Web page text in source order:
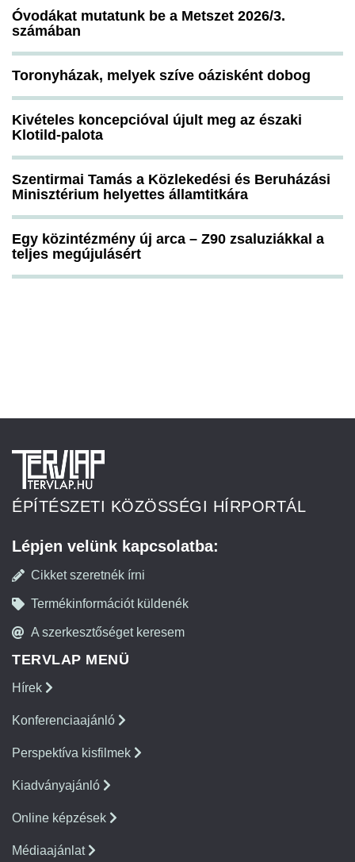
Óvodákat mutatunk be a Metszet 2026/3.
számában
Toronyházak, melyek szíve oázisként dobog
Kivételes koncepcióval újult meg az északi
Klotild-palota
Szentirmai Tamás a Közlekedési és Beruházási
Minisztérium helyettes államtitkára
Egy közintézmény új arca – Z90 zsaluziákkal a
teljes megújulásért
ÉPÍTÉSZETI KÖZÖSSÉGI HÍRPORTÁL
Lépjen velünk kapcsolatba:
Cikket szeretnék írni
Termékinformációt küldenék
A szerkesztőséget keresem
TERVLAP MENÜ
Hírek
Konferenciaajánló
Perspektíva kisfilmek
Kiadványajánló
Online képzések
Médiaajánlat